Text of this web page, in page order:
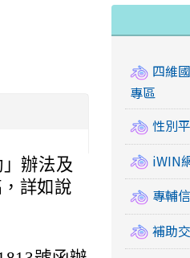
辦法及
詳如說
四維
專區
性別
iWIN
專輔
補助